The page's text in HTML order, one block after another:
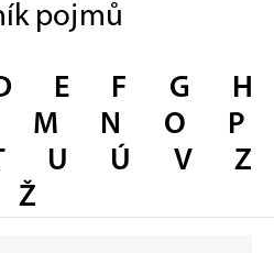
pojmů
E F G
H
M N O
P
U Ú V
Z
Ž